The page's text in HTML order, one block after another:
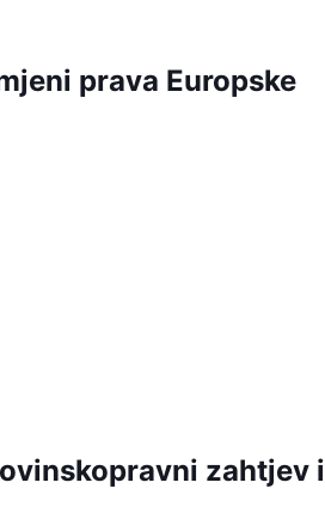
prava Europske
zahtjev i